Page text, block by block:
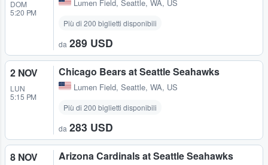
DOM
5:20 PM
Lumen Field, Seattle, WA, US
Più di 200 biglietti disponibili
da 289 USD
2 NOV
LUN
5:15 PM
Chicago Bears at Seattle Seahawks
Lumen Field, Seattle, WA, US
Più di 200 biglietti disponibili
da 283 USD
8 NOV Arizona Cardinals at Seattle Seahawks